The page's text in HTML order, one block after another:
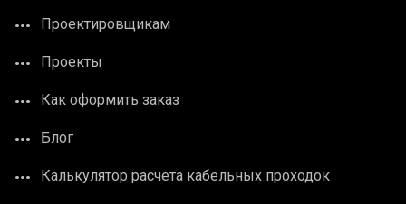
Проектировщикам
Проекты
Как оформить заказ
Блог
Калькулятор расчета кабельных проходок